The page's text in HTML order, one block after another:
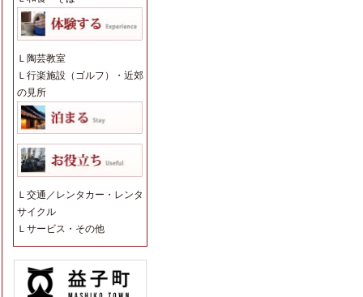
Ｌ 陶芸教室
Ｌ 行楽施設（ゴルフ）・近郊
の見所
Ｌ 交通／レンタカー・レンタ
サイクル
Ｌ サービス・その他